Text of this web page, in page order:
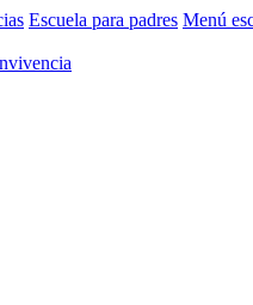
Escuela para padres Menú